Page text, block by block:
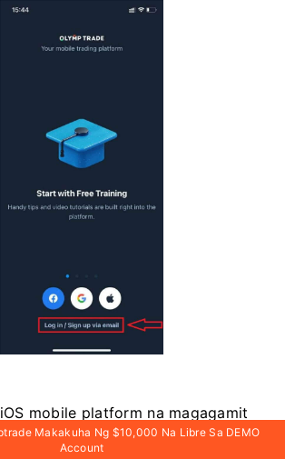
mobile platform na magagamit
Makakuha Ng $10,000 Na Libre Sa DEMO
Account